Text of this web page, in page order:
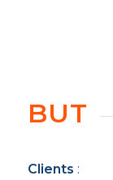
BUT
Clients :